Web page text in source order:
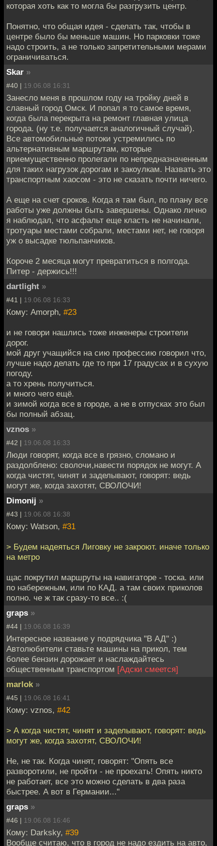
которая хоть как то могла бы разгрузить центр.
Понятно, что общая идея - сделать так, чтобы в
центре было бы меньше машин. Но парковки тоже
надо строить, а не только запретительными мерами
ограничиваться.
Skar »
#40 | 19.06.08 16:31
Занесло меня в прошлом году на тройку дней в
славный город Омск. И попал я то самое время,
когда была перекрыта на ремонт главная улица
города. (ну т.е. получается аналогичный случай).
Все автомобильные потоки устремились по
альтернативным маршрутам, которые
приемущественно пролегали по непредназначенным
для таких нагрузок дорогам и закоулкам. Назвать это
транспортным хаосом - это не сказать почти ничего.
А еще на счет сроков. Когда я там был, по плану все
работы уже должны быть завершены. Однако лично
я наблюдал, что асфальт еще класть не начинали,
тротуары местами собрали, местами нет, не говоря
уж о высадке тюльпанчиков.
Короче 2 месяца могут превратиться в полгода.
Питер - держись!!!
dartlight »
#41 | 19.06.08 16:33
Кому: Amorph, #23
и не говори нашлись тоже инженеры строители
дорог.
мой друг учащийся на сию профессию говорил что,
лучше надо делать где то при 17 градусах и в сухую
погоду.
а то хрень получиться.
и много чего ещё.
и зимой когда все в городе, а не в отпусках это был
бы полный абзац.
vznos »
#42 | 19.06.08 16:33
Люди говорят, когда все в грязно, сломано и
раздолблено: сволочи,навести порядок не могут. А
когда чистят, чинят и заделывают, говорят: ведь
могут же, когда захотят, СВОЛОЧИ!
Dimonij »
#43 | 19.06.08 16:38
Кому: Watson, #31
> Будем надеяться Лиговку не закроют. иначе только
на метро
щас покрутил маршруты на навигаторе - тоска. или
по набережным, или по КАД. а там своих приколов
полно. че ж так сразу-то все.. :(
graps »
#44 | 19.06.08 16:39
Интересное название у подрядчика "В АД" :)
Автолюбители ставьте машины на прикол, тем
более бензин дорожает и наслаждайтесь
общественным транспортом [Адски смеется]
marlok »
#45 | 19.06.08 16:41
Кому: vznos, #42
> А когда чистят, чинят и заделывают, говорят: ведь
могут же, когда захотят, СВОЛОЧИ!
Не, не так. Когда чинят, говорят: "Опять все
разворотили, не пройти - не проехать! Опять никто
не работает, все это можно сделать в два раза
быстрее. А вот в Германии..."
graps »
#46 | 19.06.08 16:46
Кому: Darksky, #39
Вообще считаю, что в город не надо ездить на авто,